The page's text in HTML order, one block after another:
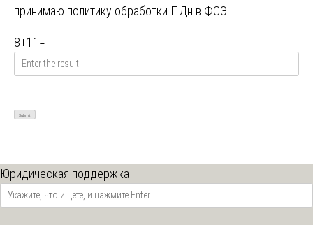
принимаю политику обработки ПДн в ФСЭ
8+11 =
Юридическая поддержка